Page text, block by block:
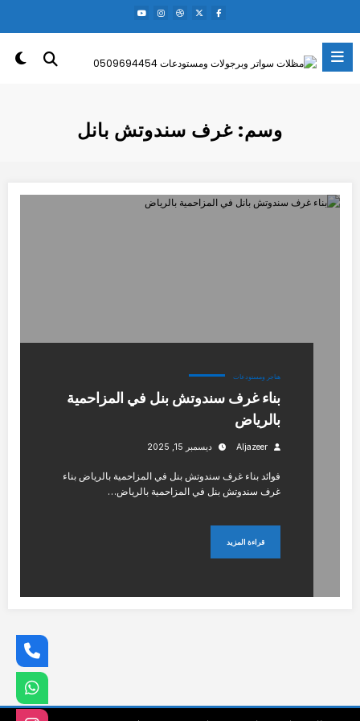
المحتوى
وسم: غرف سندوتش بانل
هناجر ومستودعات
بناء غرف سندوتش بنل في المزاحمية
بالرياض
Aljazeer ديسمبر 15, 2025
فوائد بناء غرف سندوتش بنل في المزاحمية بالرياض بناء
غرف سندوتش بنل في المزاحمية بالرياض…
قراءة المزيد